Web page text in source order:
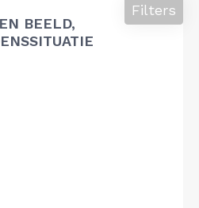
BEELD,
Filters